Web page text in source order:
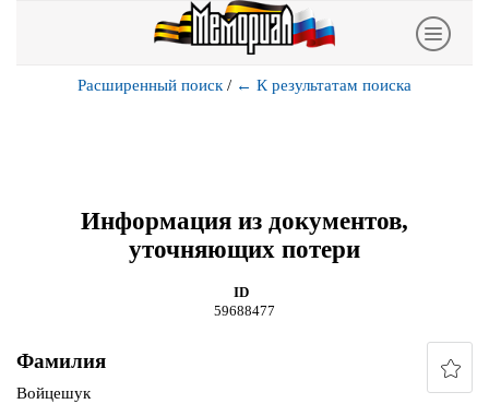
Расширенный поиск / ← К результатам поиска
Информация из документов,
уточняющих потери
ID
59688477
Фамилия
Войцешук